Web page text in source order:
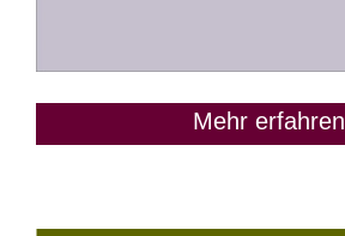
Mehr erfahren